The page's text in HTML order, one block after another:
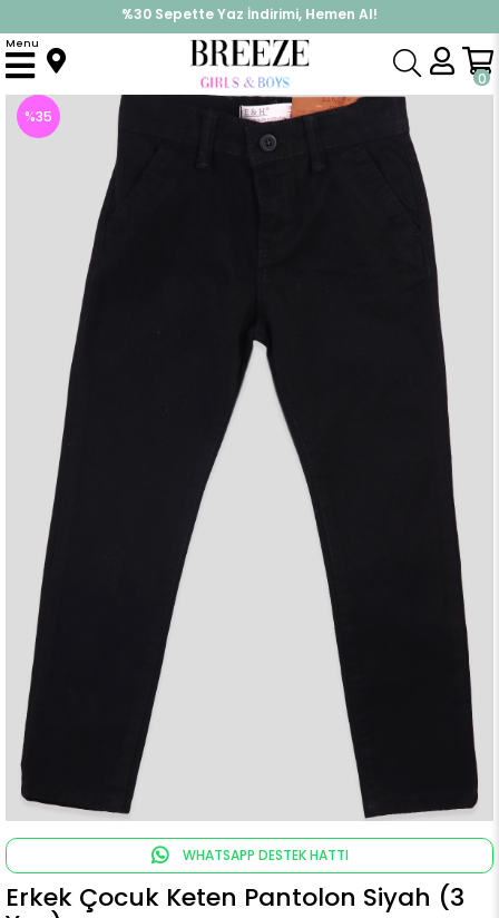
%30 Sepette Yaz İndirimi, Hemen Al!
İndirimlere ek %10 İndirimi Kap, Hemen Üye Ol!
0
Menu
Anasayfa Alt Giyim Pantolon Erkek Çocuk Keten Pantolon Siyah (3 Yaş)
%35
WHATSAPP DESTEK HATTI
Erkek Çocuk Keten Pantolon Siyah (3